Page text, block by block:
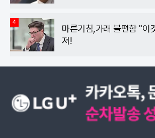
4
마른기침,가래 불편함 "이
져!